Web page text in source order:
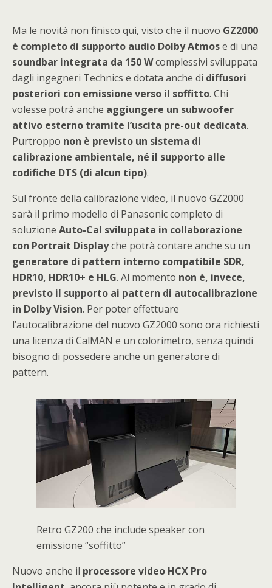
Ma le novità non finisco qui, visto che il nuovo GZ2000
è completo di supporto audio Dolby Atmose di una
soundbar integrata da 150 Wcomplessivi sviluppata
dagli ingegneri Technics e dotata anche di diffusori
posteriori con emissione verso il soffitto. Chi
volesse potrà anche aggiungere un subwoofer
attivo esterno tramite l’uscita pre-out dedicata.
Purtroppo non è previsto un sistema di
calibrazione ambientale, né il supporto alle
codifiche DTS (di alcun tipo).
Sul fronte della calibrazione video, il nuovo GZ2000
sarà il primo modello di Panasonic completo di
soluzione Auto-Cal sviluppata in collaborazione
con Portrait Displayche potrà contare anche su un
generatore di pattern interno compatibile SDR,
HDR10, HDR10+ e HLG. Al momento non è, invece,
previsto il supporto ai pattern di autocalibrazione
in Dolby Vision. Per poter effettuare
l’autocalibrazione del nuovo GZ2000 sono ora richiesti
una licenza di CalMAN e un colorimetro, senza quindi
bisogno di possedere anche un generatore di
pattern.
Retro GZ200 che include speaker con
emissione “soffitto”
Nuovo anche il processore video HCX Pro